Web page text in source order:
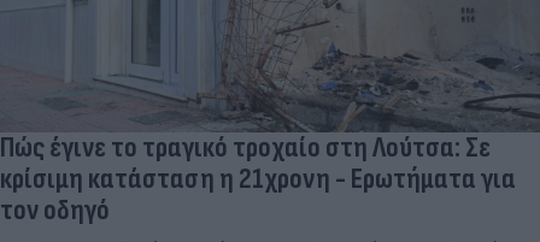
Πώς έγινε το τραγικό τροχαίο στη Λούτσα: Σε
κρίσιμη κατάσταση η 21χρονη - Ερωτήματα για
τον οδηγό